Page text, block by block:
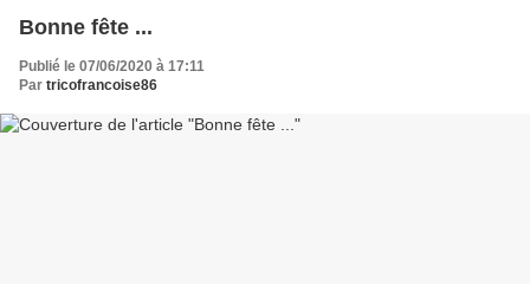
Bonne fête ...
Publié le 07/06/2020 à 17:11
Par tricofrancoise86